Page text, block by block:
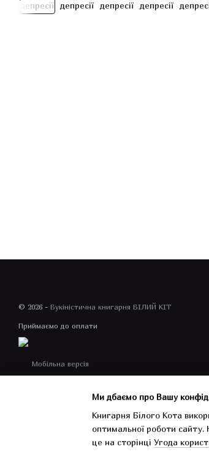
© 2026 - Букіністична книгарня БІЛИЙ КІТ
Приймаємо до оплати
Мобільна версія
Інтернет-магазин створений з Хорошоп
Ми дбаємо про Вашу
Книгарня Білого Кота
оптимальної роботи сайту.
це на сторінці Угода